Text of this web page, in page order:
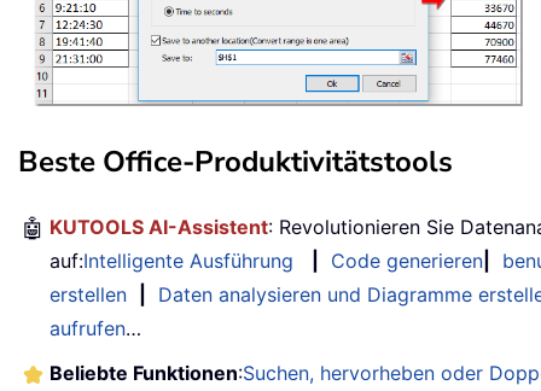
Beste Office-Produktivitätstools
🤖 KUTOOLS AI-Assistent: Revolutionieren Sie
auf:Intelligente Ausführung Code generieren
erstellen
Daten analysieren und Diagramme
aufrufen…
Beliebte Funktionen:Suchen, hervorheben oder